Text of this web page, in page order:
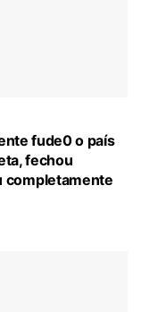
fude0 o país
fechou
completamente